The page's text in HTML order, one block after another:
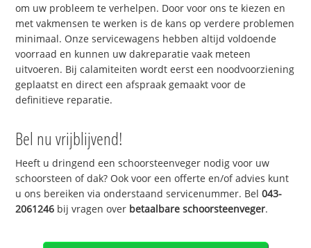
om uw probleem te verhelpen. Door voor ons te kiezen en
met vakmensen te werken is de kans op verdere problemen
minimaal. Onze servicewagens hebben altijd voldoende
voorraad en kunnen uw dakreparatie vaak meteen
uitvoeren. Bij calamiteiten wordt eerst een noodvoorziening
geplaatst en direct een afspraak gemaakt voor de
definitieve reparatie.
Bel nu vrijblijvend!
Heeft u dringend een schoorsteenveger nodig voor uw
schoorsteen of dak? Ook voor een offerte en/of advies kunt
u ons bereiken via onderstaand servicenummer. Bel043-
2061246 bij vragen over betaalbare schoorsteenveger.